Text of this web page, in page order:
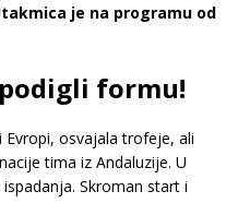
je na programu od
formu!
Evropi, osvajala trofeje, ali
tima iz Andaluzije. U
Skroman start i